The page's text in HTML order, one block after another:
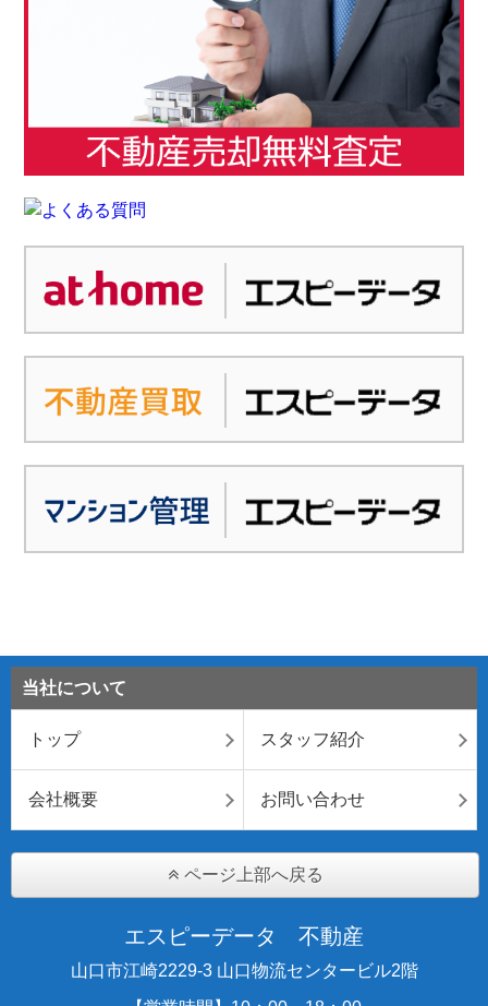
当社について
トップ スタッフ紹介
会社概要 お問い合わせ
ページ上部へ戻る
エスピーデータ 不動産
山口市江崎2229-3 山口物流センタービル2階